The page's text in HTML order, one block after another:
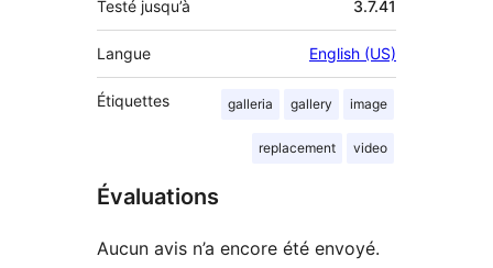
Testé jusqu’à 3.7.41
Langue English (US)
Étiquettes galleria gallery image
replacement video
Évaluations
Aucun avis n’a encore été envoyé.